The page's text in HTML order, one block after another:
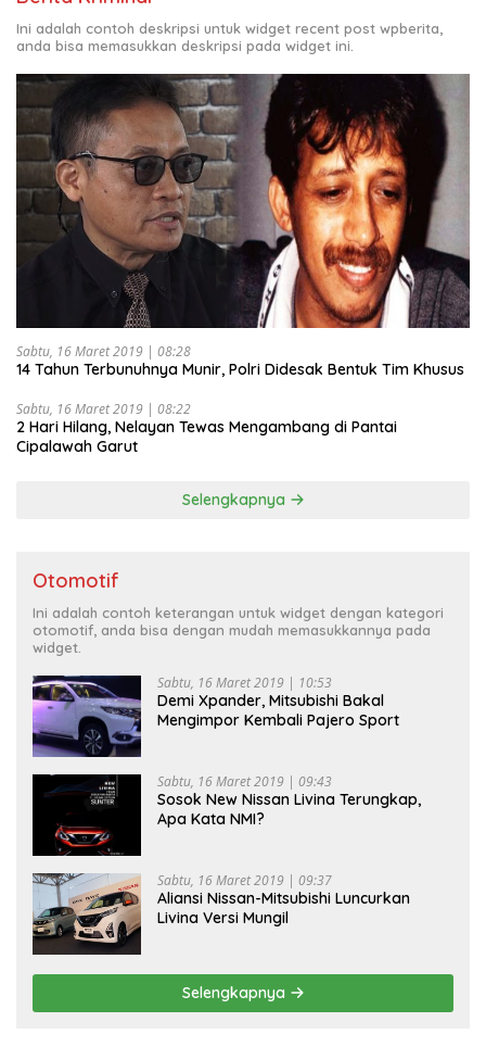
Ini adalah contoh deskripsi untuk widget recent post wpberita,
anda bisa memasukkan deskripsi pada widget ini.
Sabtu, 16 Maret 2019 | 08:28
14 Tahun Terbunuhnya Munir, Polri Didesak Bentuk Tim Khusus
Sabtu, 16 Maret 2019 | 08:22
2 Hari Hilang, Nelayan Tewas Mengambang di Pantai
Cipalawah Garut
Selengkapnya
Otomotif
Ini adalah contoh keterangan untuk widget dengan kategori
otomotif, anda bisa dengan mudah memasukkannya pada
widget.
Sabtu, 16 Maret 2019 | 10:53
Demi Xpander, Mitsubishi Bakal
Mengimpor Kembali Pajero Sport
Sabtu, 16 Maret 2019 | 09:43
Sosok New Nissan Livina Terungkap,
Apa Kata NMI?
Sabtu, 16 Maret 2019 | 09:37
Aliansi Nissan-Mitsubishi Luncurkan
Livina Versi Mungil
Selengkapnya